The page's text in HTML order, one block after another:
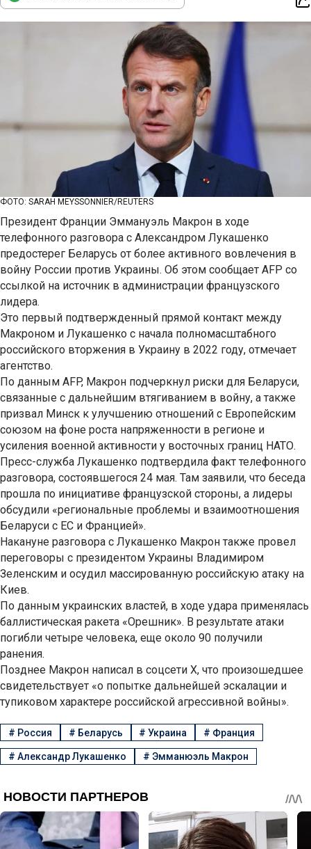
ФОТО: SARAH MEYSSONNIER/REUTERS
Президент Франции Эммануэль Макрон в ходе
телефонного разговора с Александром Лукашенко
предостерег Беларусь от более активного вовлечения в
войну России против Украины. Об этом сообщает AFP со
ссылкой на источник в администрации французского
лидера.
Это первый подтвержденный прямой контакт между
Макроном и Лукашенко с начала полномасштабного
российского вторжения в Украину в 2022 году, отмечает
агентство.
По данным AFP, Макрон подчеркнул риски для Беларуси,
связанные с дальнейшим втягиванием в войну, а также
призвал Минск к улучшению отношений с Европейским
союзом на фоне роста напряженности в регионе и
усиления военной активности у восточных границ НАТО.
Пресс-служба Лукашенко подтвердила факт телефонного
разговора, состоявшегося 24 мая. Там заявили, что беседа
прошла по инициативе французской стороны, а лидеры
обсудили «региональные проблемы и взаимоотношения
Беларуси с ЕС и Францией».
Накануне разговора с Лукашенко Макрон также провел
переговоры с президентом Украины Владимиром
Зеленским и осудил массированную российскую атаку на
Киев.
По данным украинских властей, в ходе удара применялась
баллистическая ракета «Орешник». В результате атаки
погибли четыре человека, еще около 90 получили
ранения.
Позднее Макрон написал в соцсети X, что произошедшее
свидетельствует «о попытке дальнейшей эскалации и
тупиковом характере российской агрессивной войны».
# Россия # Беларусь #Украина # Франция
# Александр Лукашенко # Эмманюэль Макрон